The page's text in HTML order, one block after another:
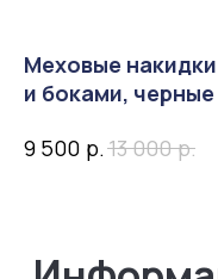
Меховые
и боками, черные
9 500 р.13 000 р.